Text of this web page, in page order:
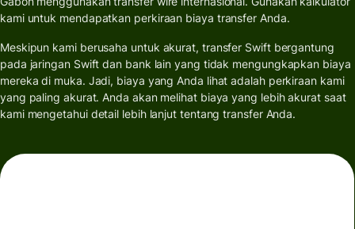
kami untuk mendapatkan perkiraan biaya transfer Anda.
Meskipun kami berusaha untuk akurat, transfer Swift bergantung
pada jaringan Swift dan bank lain yang tidak mengungkapkan biaya
mereka di muka. Jadi, biaya yang Anda lihat adalah perkiraan kami
yang paling akurat. Anda akan melihat biaya yang lebih akurat saat
kami mengetahui detail lebih lanjut tentang transfer Anda.